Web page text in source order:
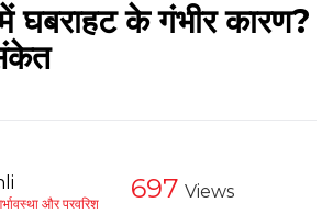
घबराहट के गंभीर कारण?
और परवरिश 697 Views